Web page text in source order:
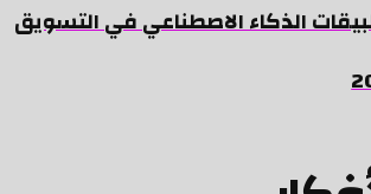
الذكاء الاصطناعي في التسويق